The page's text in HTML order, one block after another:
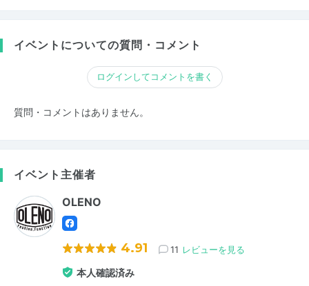
イベントについての質問・コメント
ログインしてコメントを書く
質問・コメントはありません。
イベント主催者
OLENO
4.91 11 レビューを見る
本人確認済み